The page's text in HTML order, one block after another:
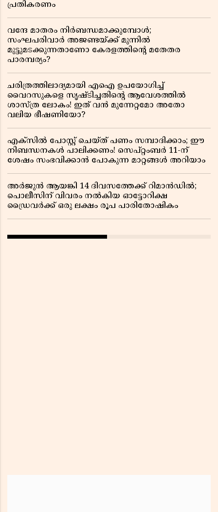
പ്രതികരണം
വന്ദേ മാതരം നിർബന്ധമാക്കുമ്പോൾ;
സംഘപരിവാർ അജണ്ടയ്ക്ക് മുന്നിൽ
മുട്ടുമടക്കുന്നതാണോ കേരളത്തിന്റെ മതേതര
പാരമ്പര്യം?
ചരിത്രത്തിലാദ്യമായി എഐ ഉപയോഗിച്ച്
വൈറസുകളെ സൃഷ്ടിച്ചതിന്റെ ആവേശത്തിൽ
ശാസ്ത്ര ലോകം! ഇത് വൻ മുന്നേറ്റമോ അതോ
വലിയ ഭീഷണിയോ?
എക്സിൽ പോസ്റ്റ് ചെയ്ത് പണം സമ്പാദിക്കാം; ഈ
നിബന്ധനകൾ പാലിക്കണം! സെപ്റ്റംബർ 11-ന്
ശേഷം സംഭവിക്കാൻ പോകുന്ന മാറ്റങ്ങൾ അറിയാം
അർജുൻ ആയങ്കി 14 ദിവസത്തേക്ക് റിമാൻഡിൽ;
പൊലീസിന് വിവരം നൽകിയ ഓട്ടോറിക്ഷ
ഡ്രൈവർക്ക് ഒരു ലക്ഷം രൂപ പാരിതോഷികം